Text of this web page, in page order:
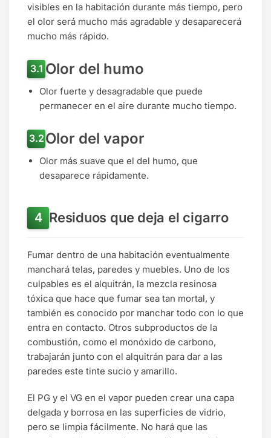
visibles en la habitación durante más tiempo, pero
el olor será mucho más agradable y desaparecerá
mucho más rápido.
Olor del humo
Olor fuerte y desagradable que puede
permanecer en el aire durante mucho tiempo.
Olor del vapor
Olor más suave que el del humo, que
desaparece rápidamente.
Residuos que deja el cigarro
Fumar dentro de una habitación eventualmente
manchará telas, paredes y muebles. Uno de los
culpables es el alquitrán, la mezcla resinosa
tóxica que hace que fumar sea tan mortal, y
también es conocido por manchar todo con lo que
entra en contacto. Otros subproductos de la
combustión, como el monóxido de carbono,
trabajarán junto con el alquitrán para dar a las
paredes este tinte sucio y amarillo.
El PG y el VG en el vapor pueden crear una capa
delgada y borrosa en las superficies de vidrio,
pero se limpia fácilmente. No hará que las